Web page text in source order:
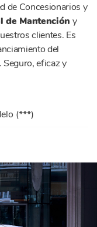
de Concesionarios y
de Mantención y
clientes. Es
del
eficaz y
(***)